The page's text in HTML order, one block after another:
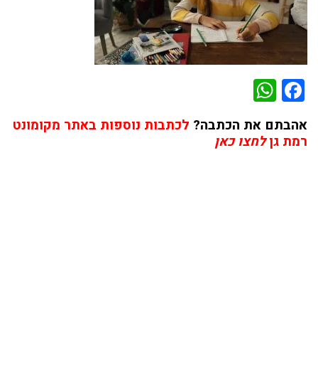
Facebook
אהבתם את הכתבה? לכתבות נוספות באתר מקומונט
רמת גןלחצו כאן